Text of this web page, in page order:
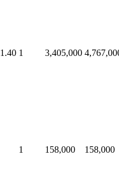
1.40 1 3,405,000
1 158,000 158,000